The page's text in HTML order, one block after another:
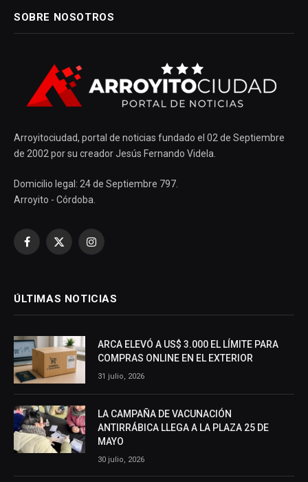
SOBRE NOSOTROS
Arroyitociudad, portal de noticias fundado el 02 de Septiembre
de 2002 por su creador Jesús Fernando Videla.
Domicilio legal: 24 de Septiembre 797.
Arroyito - Córdoba.
Facebook
X
Instagram
ÚLTIMAS NOTICIAS
ARCA ELEVÓ A US$ 3.000 EL LÍMITE PARA
COMPRAS ONLINE EN EL EXTERIOR
31 julio, 2026
LA CAMPAÑA DE VACUNACIÓN
ANTIRRÁBICA LLEGA A LA PLAZA 25 DE
MAYO
30 julio, 2026